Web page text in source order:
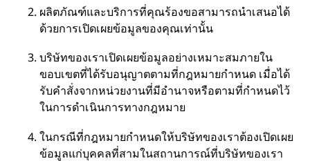
ผลิตภัณฑ์และบริการที่คุณร้องขอสามารถนำเสนอได้
ด้วยการเปิดเผยข้อมูลของคุณเท่านั้น
บริษัทของเราเปิดเผยข้อมูลอย่างเหมาะสมภายใน
ขอบเขตที่ได้รับอนุญาตตามที่กฎหมายกำหนด เมื่อได้
รับคำสั่งจากหน่วยงานที่มีอำนาจหรือตามที่กำหนดไว้
ในการดำเนินการทางกฎหมาย
ในกรณีที่กฎหมายกำหนดให้บริษัทของเราต้องเปิดเผย
ข้อมูลแก่บุคคลที่สามในสถานการณ์ที่บริษัทของเรา